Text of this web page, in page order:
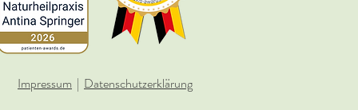
Impressum | Datenschutzerklärung